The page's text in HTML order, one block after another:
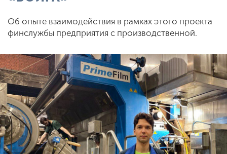
Об опыте взаимодействия в рамках этого проекта
финслужбы предприятия с производственной.